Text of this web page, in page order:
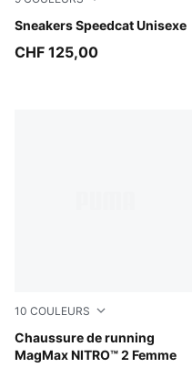
Sneakers Speedcat Unisexe
Mouse Gray-PUMA Black
CHF 125,00
10 COULEURS
Chaussure de running
MagMax NITRO™ 2 Femme
Créme De Mint-Sage Glow